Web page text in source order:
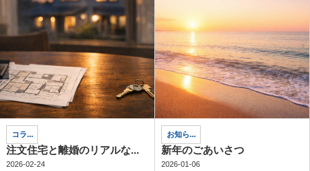
コラ...
注文住宅と離婚のリアルな...
2026-02-24
お知ら...
新年のごあいさつ
2026-01-06